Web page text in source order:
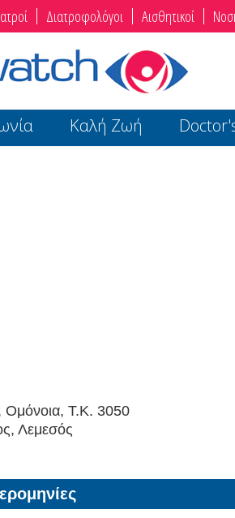
Διατροφολόγοι Αισθητικοί
Καλή Ζωή
Ομόνοια, Τ.Κ. 3050
Λεμεσός